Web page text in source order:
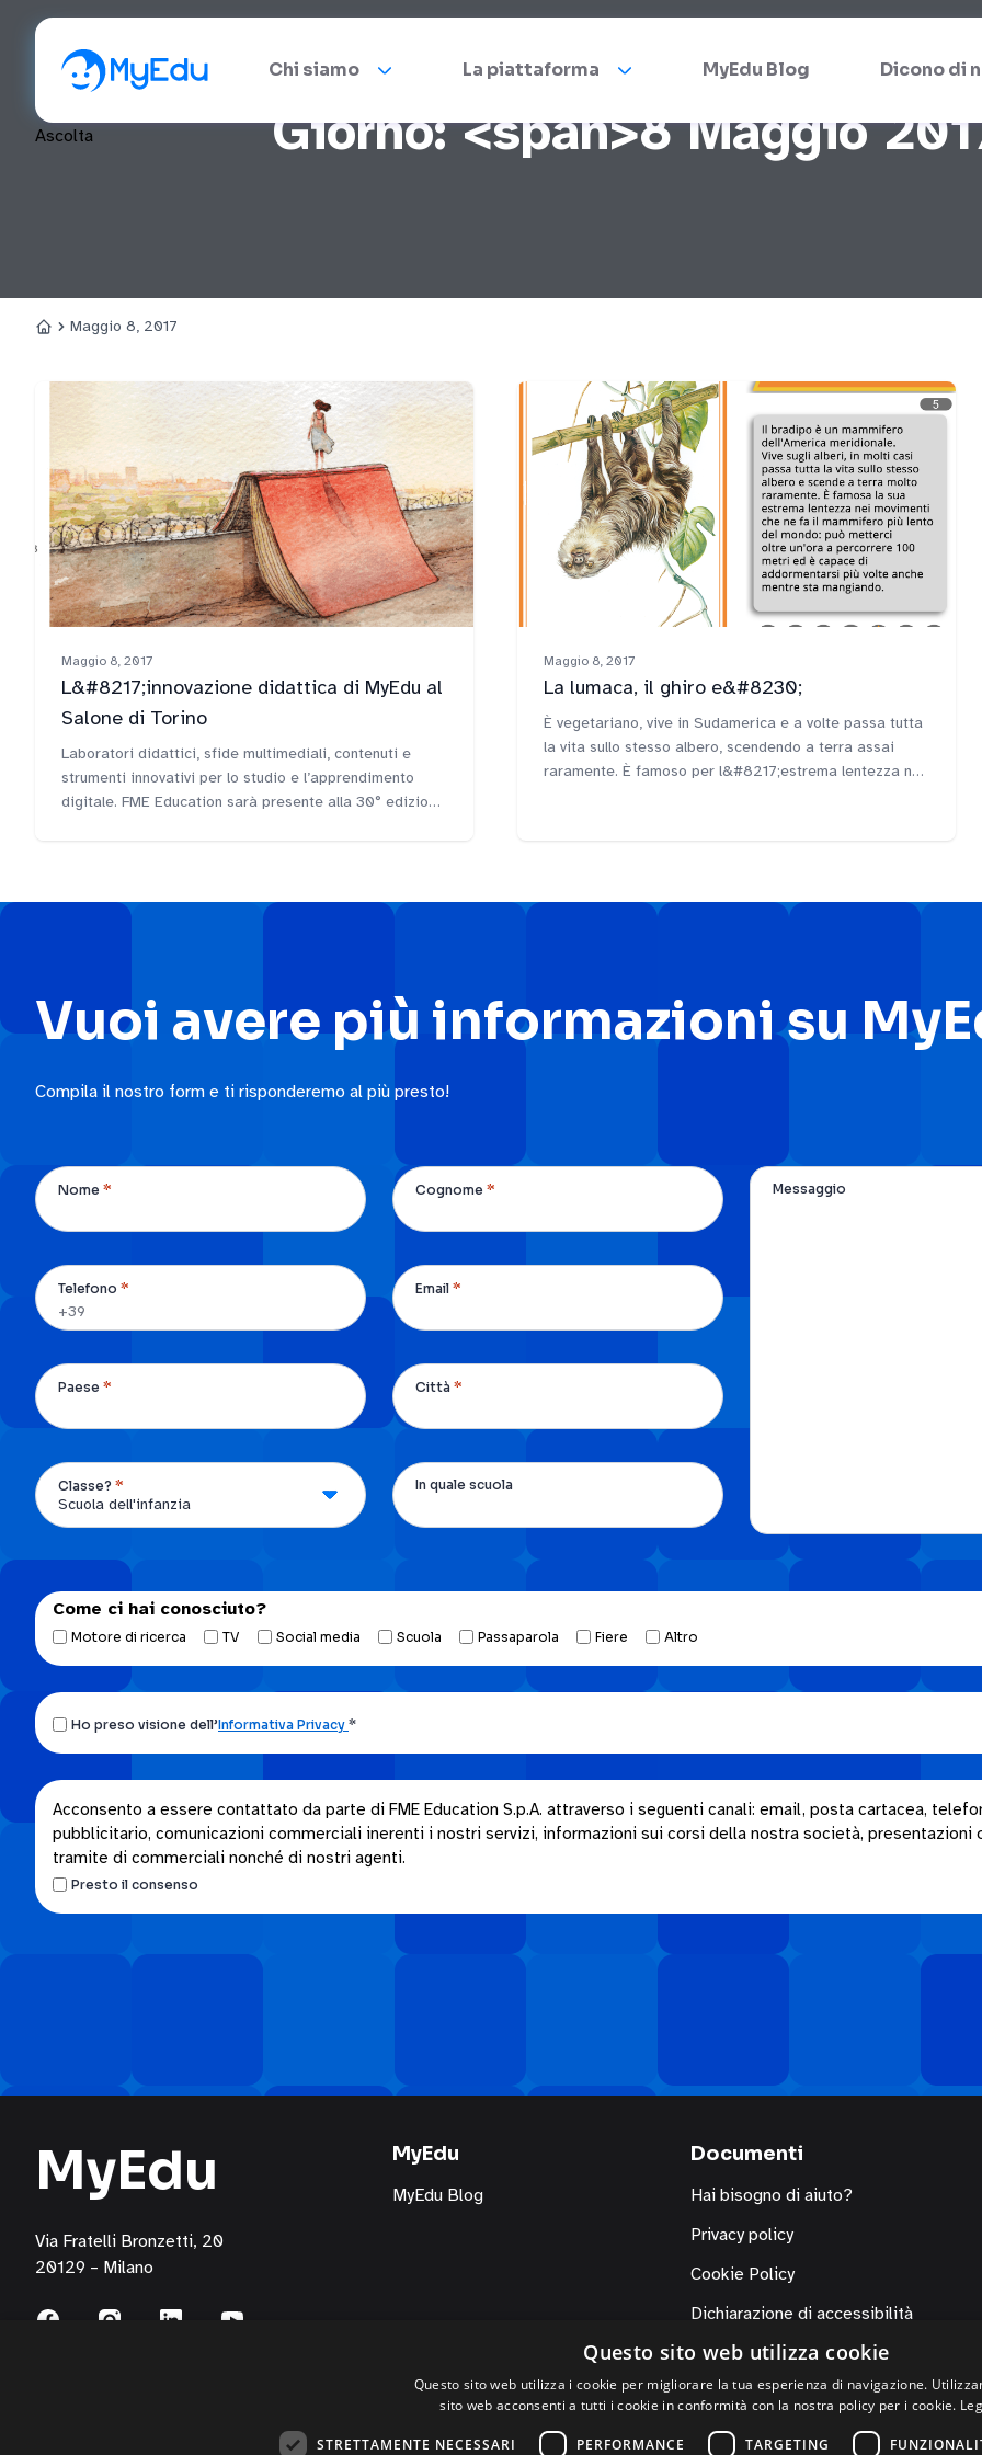
Chi siamo La piattaforma MyEdu Blog Dicono di
Ascolta Giorno: <span>8 Maggio
HomeMaggio 8, 2017
Maggio 8, 2017
L&#8217;innovazione didattica di MyEdu al
Salone di Torino
Laboratori didattici, sfide multimediali, contenuti e
strumenti innovativi per lo studio e l’apprendimento
digitale. FME Education sarà presente alla 30° edizione
medie a scuola e a casa.
Maggio 8, 2017
La lumaca, il ghiro e&#8230;
È vegetariano, vive in Sudamerica e a volte passa tutta
la vita sullo stesso albero, scendendo a terra assai
raramente. È famoso per l&#8217;estrema lentezza nei
Vuoi avere più informazioni su
Compila il nostro form e ti risponderemo al più presto!
Nome * Cognome *
Telefono * Email *
Paese * Città *
Classe? * In quale scuola
Messaggio
Come ci hai conosciuto?
Motore di ricerca TV Social media Scuola Passaparola Fiere Altro
Ho
preso
visione
dell’Informativa
privacy.
*
Ho preso visione dell’Informativa Privacy *
Acconsento
a
essere
contattato
da
attraverso
i
canali:
email,
posta
cartacea,
telefono/servizi
messaggistica
Acconsento a essere contattato da parte di FME Education S.p.A. attraverso i seguenti canali: email, posta cartacea,
pubblicitario, comunicazioni commerciali inerenti i nostri servizi, informazioni sui corsi della nostra società, presentazioni
tramite di commerciali nonché di nostri agenti.
Presto il consenso
MyEdu
Via Fratelli Bronzetti, 20
20129 – Milano
MyEdu
MyEdu Blog
Documenti
Hai bisogno di aiuto?
Privacy policy
Cookie Policy
Dichiarazione di accessibilità
Questo sito web utilizza cookie
Questo sito web utilizza i cookie per migliorare la tua esperienza di navigazione.
sito web acconsenti a tutti i cookie in conformità con la nostra policy per i cookie.
STRETTAMENTE NECESSARI PERFORMANCE TARGETING